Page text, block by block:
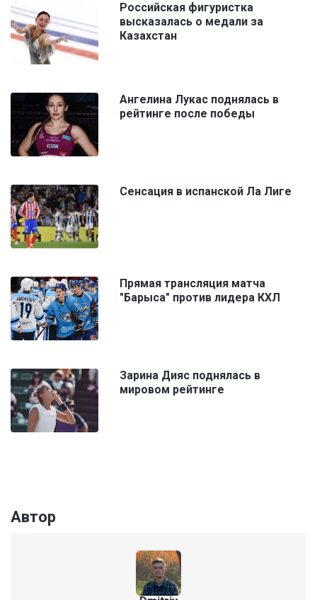
Российская фигуристка
высказалась о медали за
Казахстан
Ангелина Лукас поднялась в
рейтинге после победы
Сенсация в испанской Ла Лиге
Прямая трансляция матча
"Барыса" против лидера КХЛ
Зарина Дияс поднялась в
мировом рейтинге
Автор